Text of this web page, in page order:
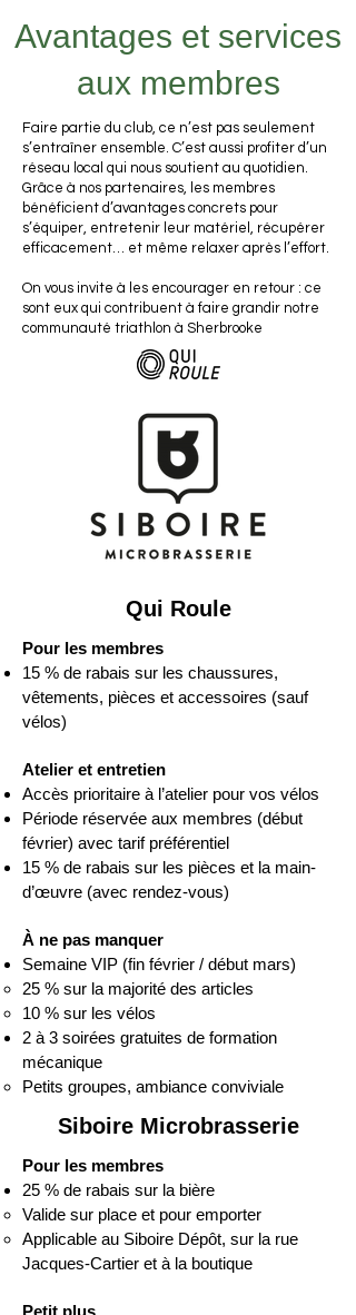
Avantages et services
aux membres
Faire partie du club, ce n’est pas seulement
s’entraîner ensemble. C’est aussi profiter d’un
réseau local qui nous soutient au quotidien.
Grâce à nos partenaires, les membres
bénéficient d’avantages concrets pour
s’équiper, entretenir leur matériel, récupérer
efficacement… et même relaxer après l’effort.
On vous invite à les encourager en retour : ce
sont eux qui contribuent à faire grandir notre
communauté triathlon à Sherbrooke
Qui Roule
Pour les membres
15 % de rabais sur les chaussures,
vêtements, pièces et accessoires (sauf
vélos)
Atelier et entretien
Accès prioritaire à l’atelier pour vos vélos
Période réservée aux membres (début
février) avec tarif préférentiel
15 % de rabais sur les pièces et la main-
d’œuvre (avec rendez-vous)
À ne pas manquer
Semaine VIP (fin février / début mars)
25 % sur la majorité des articles
10 % sur les vélos
2 à 3 soirées gratuites de formation
mécanique
Petits groupes, ambiance conviviale
Siboire Microbrasserie
Pour les membres
25 % de rabais sur la bière
Valide sur place et pour emporter
Applicable au Siboire Dépôt, sur la rue
Jacques-Cartier et à la boutique
Petit plus